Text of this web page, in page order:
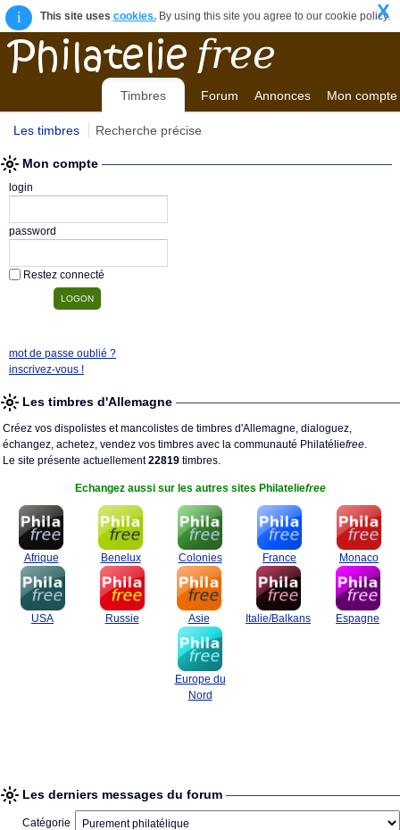
i This site uses cookies.By using this site you agree to our cookie policy.
X
Timbres Forum Annonces Mon compte
Les timbres Recherche précise
Mon compte
login
password
Restez connecté
mot de passe oublié ?
inscrivez-vous !
Les timbres d'Allemagne
Créez vos dispolistes et mancolistes de timbres d'Allemagne, dialoguez,
échangez, achetez, vendez vos timbres avec la communauté Philatéliefree.
Le site présente actuellement22819 timbres.
Echangez aussi sur les autres sites Philateliefree
Afrique Benelux Colonies France Monaco
USA Russie Asie Italie/Balkans Espagne
Europe du
Nord
Les derniers messages du forum
Catégorie